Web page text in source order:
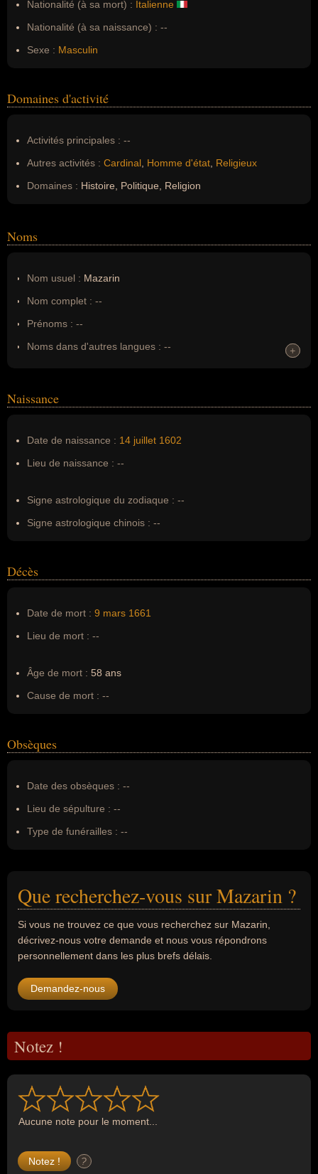
Nationalité (à sa mort) : Italienne
Nationalité (à sa naissance) : --
Sexe : Masculin
Domaines d'activité
Activités principales : --
Autres activités : Cardinal Homme d'état Religieux
Domaines : Histoire, Politique, Religion
Noms
Nom usuel : Mazarin
Nom complet : --
Prénoms : --
Noms dans d'autres langues : --
Nom de famille :Mazarin
+
+
Naissance
Date de naissance : 14 juillet 1602
Lieu de naissance : --
Signe astrologique du zodiaque : --
Signe astrologique chinois : --
Décès
Date de mort : 9 mars 1661
Lieu de mort : --
Âge de mort : 58 ans
Cause de mort : --
Obsèques
Date des obsèques : --
Lieu de sépulture : --
Type de funérailles : --
Que recherchez-vous sur Mazarin ?
Si vous ne trouvez ce que vous recherchez sur Mazarin,
décrivez-nous votre demande et nous vous répondrons
personnellement dans les plus brefs délais.
Demandez-nous
Notez !
Aucune note pour le moment...
?